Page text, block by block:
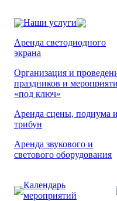
Наши услуги
Аренда светодиодного
экрана
Организация и
праздников и
«под ключ»
Аренда сцены, подиума и
трибун
Аренда звукового и
светового оборудования
Календарь
мероприятий